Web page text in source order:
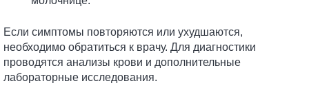
Если симптомы повторяются или ухудшаются,
необходимо обратиться к врачу. Для диагностики
проводятся анализы крови и дополнительные
лабораторные исследования.